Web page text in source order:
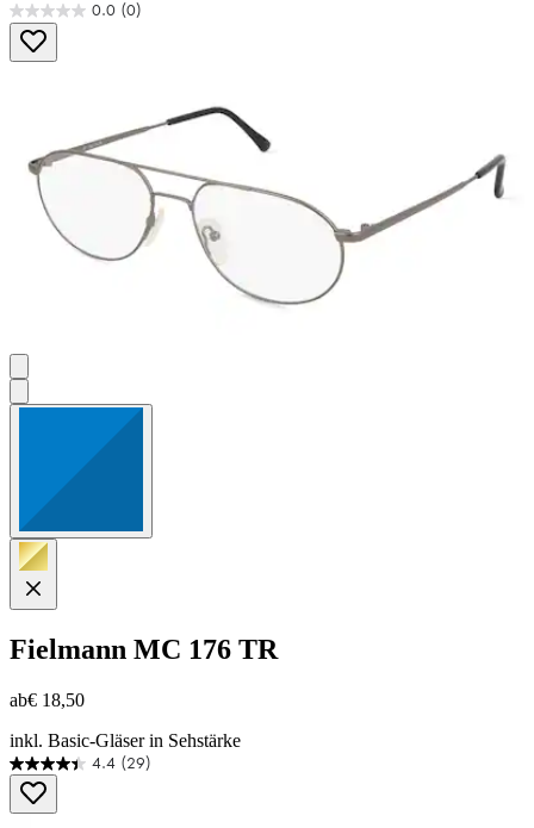
0.0 (0)
0.0
von
5
Fielmann MC 176 TR
ab€ 18,50
inkl. Basic-Gläser in Sehstärke
4.4 (29)
4.4
von
5